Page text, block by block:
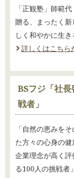
2024.12.02 こころと
『明るいことばを発す
た。
2024.11.07 こころと
て見ると、ラクになる
2024.10.02 こころと
かった・ありがとう呼
2024.10.01 こころ
2024.09.04 こころと
った・ありがとう呼吸
2024.09.02 こころと
だ、ぼーっと、空を眺
「正観塾」師範
贈る、まったく
しく和やかに生
詳しくはこちら
BSフジ「社
戦者」
「自然の恵みを
た方々の心身の
企業理念が高く評
る100人の挑戦者